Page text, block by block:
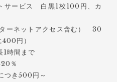
サービス 白黒1枚100円、カ
ーネットアクセス含む） 30
円）
1時間まで
％
つき500円～